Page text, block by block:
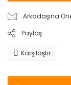
Arkadaşına
Paylaş
Karşılaştır